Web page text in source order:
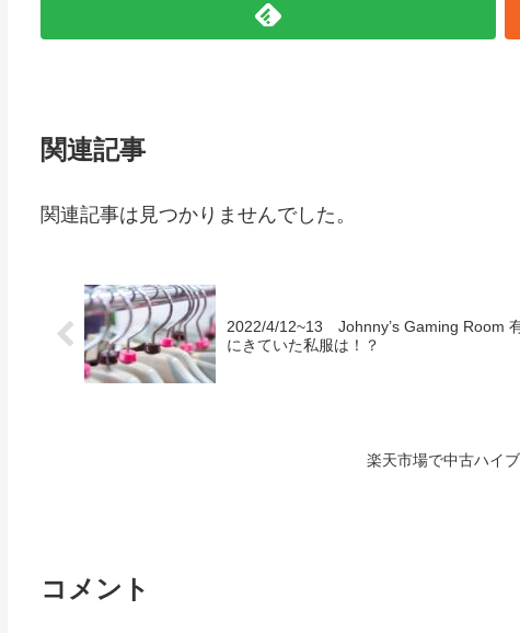
関連記事
関連記事は見つかりませんでした。
2022/4/12~13 Johnny’s Gaming Room
にきていた私服は！？
楽天市場で中古ハイ
コメント